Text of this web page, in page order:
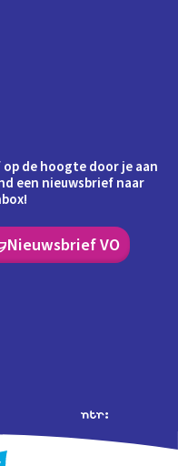
de hoogte door je aan
een nieuwsbrief naar
Nieuwsbrief VO